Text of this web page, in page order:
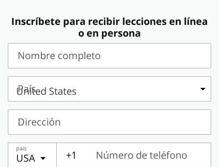
Inscríbete para recibir lecciones en línea
o en persona
Nombre completo
Nombre
completo
País
País
Dirección
Dirección
país
USA +1
Número de teléfono